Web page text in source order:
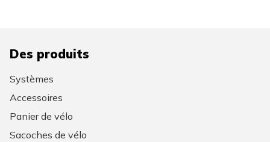
Des produits
Systèmes
Accessoires
Panier de vélo
Sacoches de vélo